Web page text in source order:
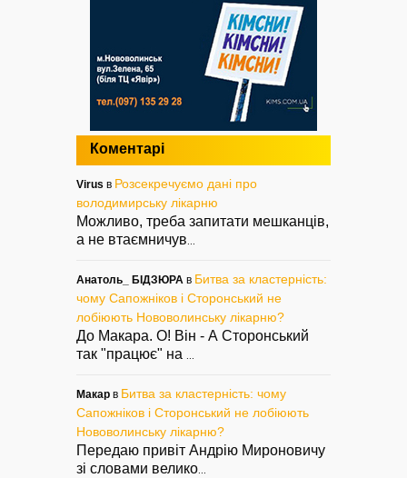
Коментарі
Virus в Розсекречуємо дані про
володимирську лікарню
Можливо, треба запитати мешканців,
а не втаємничув...
Анатоль_ БІДЗЮРА в Битва за кластерність:
чому Сапожніков і Сторонський не
лобіюють Нововолинську лікарню?
До Макара. О! Він - А Сторонський
так "працює" на ...
Макар в Битва за кластерність: чому
Сапожніков і Сторонський не лобіюють
Нововолинську лікарню?
Передаю привіт Андрію Мироновичу
зі словами велико...